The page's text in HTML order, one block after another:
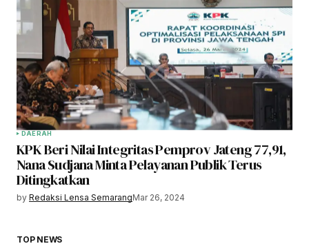
DAERAH
KPK Beri Nilai Integritas Pemprov Jateng 77,91,
Nana Sudjana Minta Pelayanan Publik Terus
Ditingkatkan
by Redaksi Lensa SemarangMar 26, 2024
TOP NEWS